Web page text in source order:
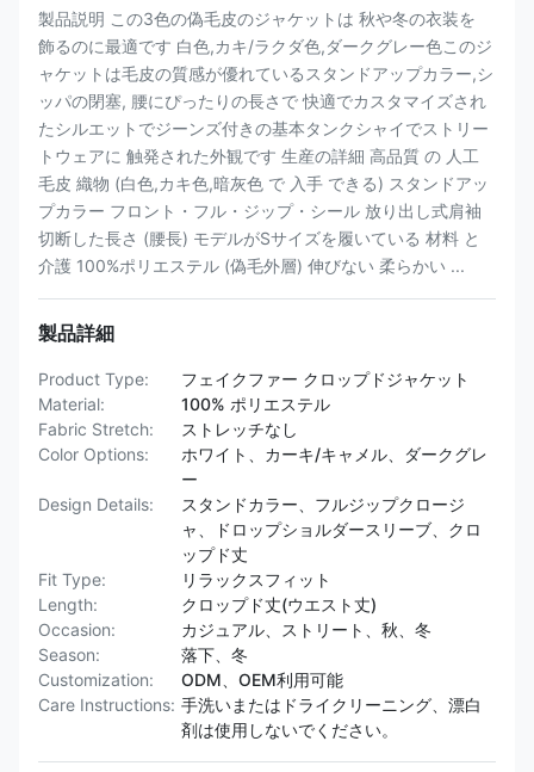
製品説明 この3色の偽毛皮のジャケットは 秋や冬の衣装を
飾るのに最適です 白色,カキ/ラクダ色,ダークグレー色このジ
ャケットは毛皮の質感が優れているスタンドアップカラー,シ
ッパの閉塞, 腰にぴったりの長さで 快適でカスタマイズされ
たシルエットでジーンズ付きの基本タンクシャイでストリー
トウェアに 触発された外観です 生産の詳細 高品質 の 人工
毛皮 織物 (白色,カキ色,暗灰色 で 入手 できる) スタンドアッ
プカラー フロント・フル・ジップ・シール 放り出し式肩袖
切断した長さ (腰長) モデルがSサイズを履いている 材料 と
介護 100%ポリエステル (偽毛外層) 伸びない 柔らかい ...
製品詳細
Product Type:
フェイクファー クロップドジャケット
Material:
100% ポリエステル
Fabric Stretch:
ストレッチなし
Color Options:
ホワイト、カーキ/キャメル、ダークグレ
ー
Design Details:
スタンドカラー、フルジップクロージ
ャ、ドロップショルダースリーブ、クロ
ップド丈
Fit Type:
リラックスフィット
Length:
クロップド丈(ウエスト丈)
Occasion:
カジュアル、ストリート、秋、冬
Season:
落下、冬
Customization:
ODM、OEM利用可能
Care Instructions: 手洗いまたはドライクリーニング、漂白
剤は使用しないでください。